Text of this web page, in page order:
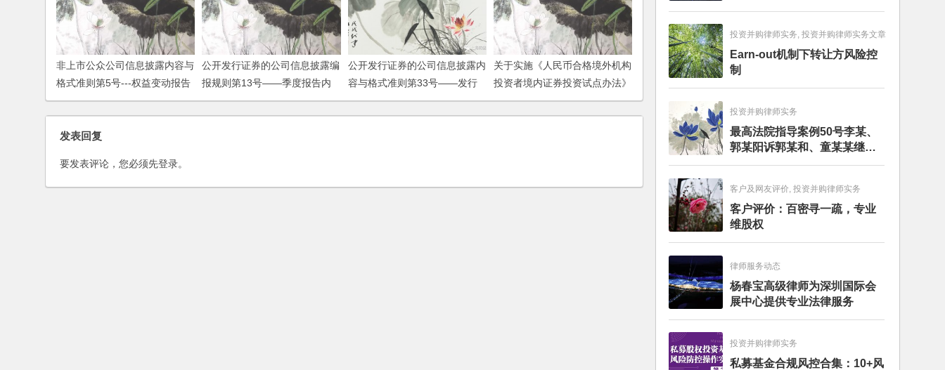
非上市公众公司信息披露内容与
格式准则第5号---权益变动报告
书、收购报告书和要约收购报告
书
公开发行证券的公司信息披露编
报规则第13号——季度报告内
容与格式特别规定（2013年修
订）
公开发行证券的公司信息披露内
容与格式准则第33号——发行
优先股预案和发行情况报告书
关于实施《人民币合格境外机构
投资者境内证券投资试点办法》
的规定
发表回复
要发表评论，您必须先登录。
投资并购律师实务, 投资并购律师实务文章
Earn-out机制下转让方风险控
制
投资并购律师实务
最高法院指导案例50号李某、
郭某阳诉郭某和、童某某继承
纠纷案
客户及网友评价, 投资并购律师实务
客户评价：百密寻一疏，专业
维股权
律师服务动态
杨春宝高级律师为深圳国际会
展中心提供专业法律服务
投资并购律师实务
私募基金合规风控合集：10+风